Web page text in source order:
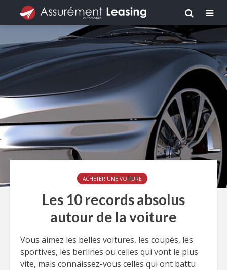
ACHETER UNE VOITURE
Les 10 records absolus
autour de la voiture
Vous aimez les belles voitures, les coupés, les
sportives, les berlines ou celles qui vont le plus
vite, mais connaissez-vous celles qui ont battu